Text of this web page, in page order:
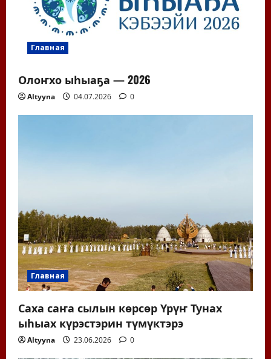
Главная
Олоҥхо ыһыаҕа — 2026
Altyyna 04.07.2026 0
Главная
Саха саҥа сылын көрсөр Үрүҥ Тунах
ыһыах күрэстэрин түмүктэрэ
Altyyna 23.06.2026 0